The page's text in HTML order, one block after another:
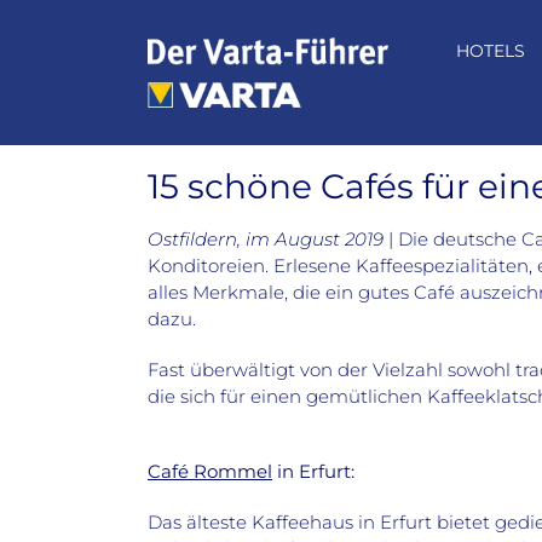
HOTELS
15 schöne Cafés für
Ostfildern, im August 2019 | Die deutsche
Konditoreien. Erlesene
alles Merkmale, die ein gutes Café
dazu.
Fast überwältigt von der Vielzahl sowohl
die sich für einen gemütlichen
Café Rommel in Erfurt:
Das älteste Kaffeehaus in Erfurt bietet